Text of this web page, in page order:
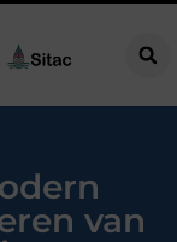
van